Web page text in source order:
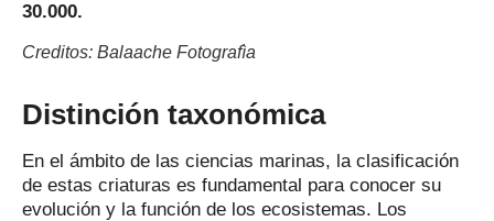
30.000.
Creditos: Balaache Fotografìa
Distinción taxonómica
En el ámbito de las ciencias marinas, la clasificación
de estas criaturas es fundamental para conocer su
evolución y la función de los ecosistemas. Los